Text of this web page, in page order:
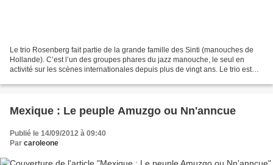
Le trio Rosenberg fait partie de la grande famille des Sinti (manouches de
Hollande). C’est l’un des groupes phares du jazz manouche, le seul en
activité sur les scènes internationales depuis plus de vingt ans. Le trio est
Mexique : Le peuple Amuzgo ou Nn'anncue
Publié le 14/09/2012 à 09:40
Par caroleone